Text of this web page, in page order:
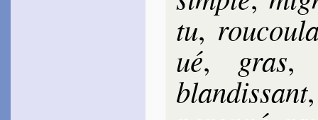
tu,
ué, gras
blan­dis­sant